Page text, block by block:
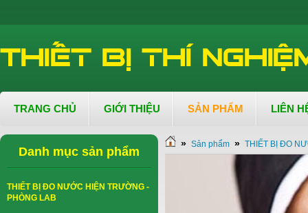
TRANG CHỦ GIỚI THIỆU SẢN PHẨM LIÊN
Danh mục sản phẩm
THIẾT BỊ ĐO NƯỚC HIỆN TRƯỜNG -
PHÒNG LAB
» Sản phẩm » THIẾT BỊ ĐO